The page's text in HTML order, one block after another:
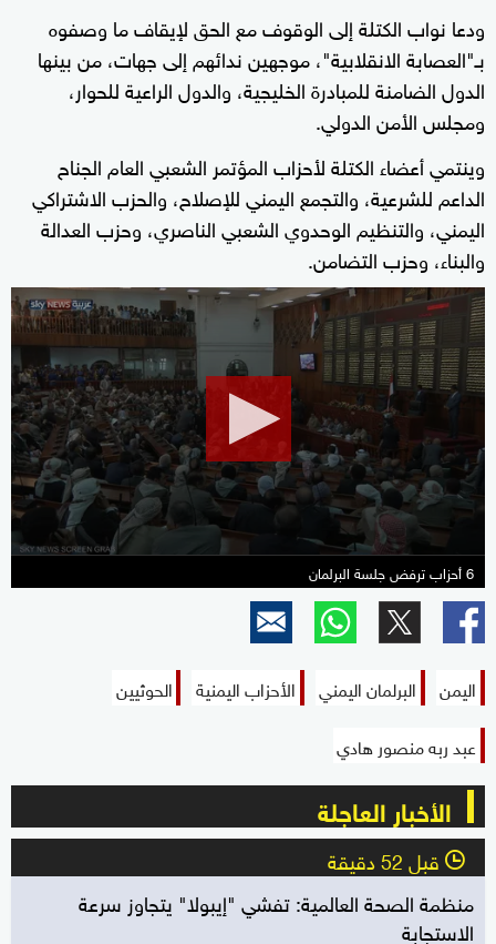
ودعا نواب الكتلة إلى الوقوف مع الحق لإيقاف ما وصفوه
بـ"العصابة الانقلابية"، موجهين ندائهم إلى جهات، من بينها
الدول الضامنة للمبادرة الخليجية، والدول الراعية للحوار،
ومجلس الأمن الدولي.
وينتمي أعضاء الكتلة لأحزاب المؤتمر الشعبي العام الجناح
الداعم للشرعية، والتجمع اليمني للإصلاح، والحزب الاشتراكي
اليمني، والتنظيم الوحدوي الشعبي الناصري، وحزب العدالة
والبناء، وحزب التضامن.
0
seconds
of
0
seconds
6 أحزاب ترفض جلسة البرلمان
اليمن البرلمان اليمني الأحزاب اليمنية
الحوثيين
عبد ربه منصور هادي
الأخبار العاجلة
l قبل 52 دقيقة
منظمة الصحة العالمية: تفشي "إيبولا" يتجاوز سرعة
الاستجابة